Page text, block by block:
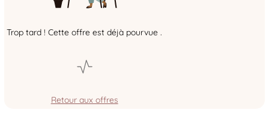
Trop tard ! Cette offre est déjà pourvue .
Retour aux offres